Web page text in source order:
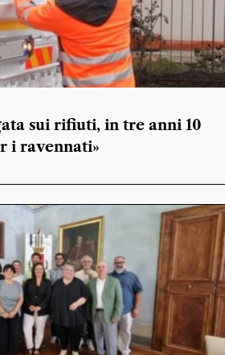
sui rifiuti, in tre anni 10
i ravennati»